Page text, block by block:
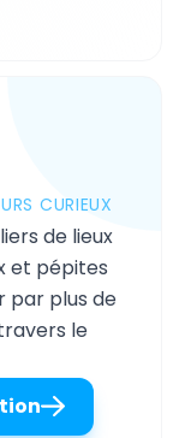
CURIEUX
de lieux
et pépites
par plus de
le